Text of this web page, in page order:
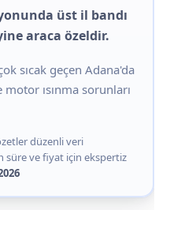
üst il bandı
araca özeldir.
sıcak geçen Adana'da
ısınma sorunları
düzenli veri
süre ve fiyat için ekspertiz